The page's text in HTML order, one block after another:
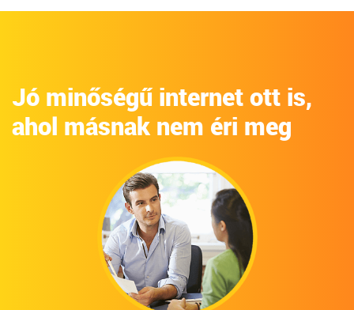
Jó minőségű internet ott is,
ahol másnak nem éri meg